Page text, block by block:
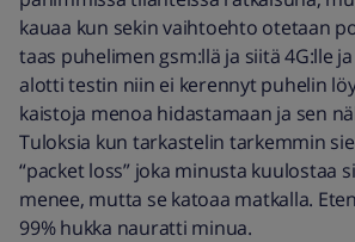
kauaa kun sekin vaihtoehto otetaan
taas puhelimen gsm:llä ja siitä 4G:lle
alotti testin niin ei kerennyt puhelin
kaistoja menoa hidastamaan ja sen
Tuloksia kun tarkastelin tarkemmin
“packet loss” joka minusta kuulostaa
menee, mutta se katoaa matkalla.
99% hukka nauratti minua.